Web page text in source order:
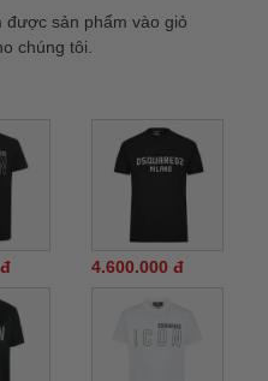
được sản phẩm vào giỏ
chúng tôi.
4.600.000 đ